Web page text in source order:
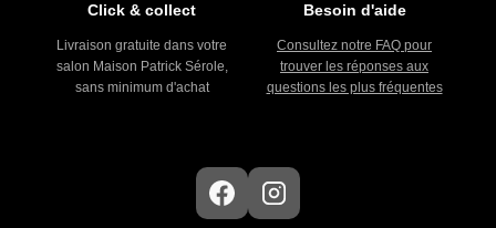
Click & collect
Livraison gratuite dans votre
salon Maison Patrick Sérole,
sans minimum d'achat
Besoin d'aide
Consultez notre FAQ pour
trouver les réponses aux
questions les plus fréquentes